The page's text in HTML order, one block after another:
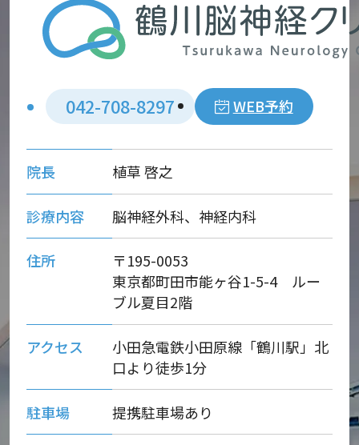
042-708-8297 WEB予約
院長 植草 啓之
診療内容 脳神経外科、神経内科
住所
〒195-0053
東京都町田市能ヶ谷1-5-4 ルー
ブル夏目2階
アクセス 小田急電鉄小田原線 「鶴川駅」 北
口より徒歩1分
駐車場 提携駐車場あり